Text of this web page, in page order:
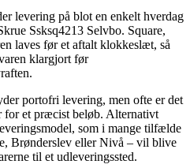
levering på blot en enkelt hverdag
Ssksq4213 Selvbo. Square,
laves før et aftalt klokkeslæt, så
klargjort før
portofri levering, men ofte er det
for et præcist beløb. Alternativt
som i mange tilfælde
Brønderslev eller Nivå – vil blive
til et udleveringssted.